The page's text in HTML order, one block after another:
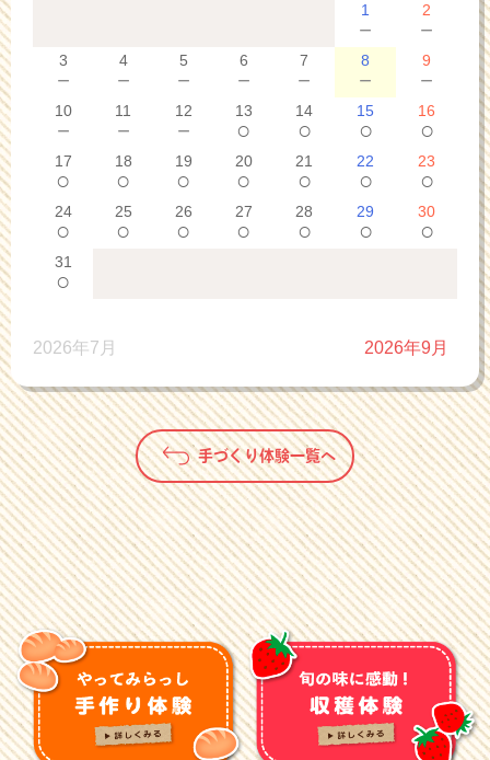
1
－
2
－
3
－
4
－
5
－
6
－
7
－
8
－
9
－
10
－
11
－
12
－
13
○
14
○
15
○
16
○
17
○
18
○
19
○
20
○
21
○
22
○
23
○
24
○
25
○
26
○
27
○
28
○
29
○
30
○
31
○
2026年7月 2026年9月
手づくり体験一覧へ